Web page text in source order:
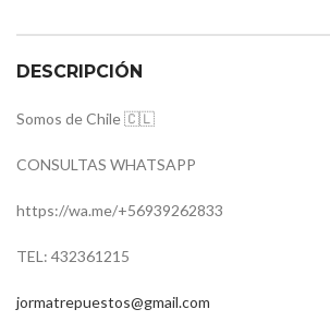
DESCRIPCIÓN
Somos de Chile 🇨🇱
CONSULTAS WHATSAPP
https://wa.me/+56939262833
TEL: 432361215
jormatrepuestos@gmail.com